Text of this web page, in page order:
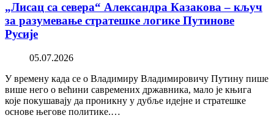
„Лисац са севера“ Александра Казакова – кључ
за разумевање стратешке логике Путинове
Русије
05.07.2026
У времену када се о Владимиру Владимировичу Путину пише
више него о већини савремених државника, мало је књига
које покушавају да проникну у дубље идејне и стратешке
основе његове политике.…